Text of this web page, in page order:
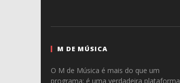
M DE MÚSICA
O M de Música é mais do que um
programa: é uma verdadeira plataforma